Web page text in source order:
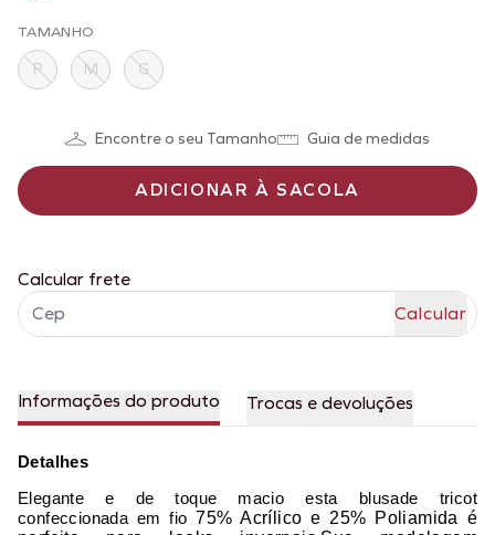
TAMANHO
P M G
Encontre o seu Tamanho Guia de medidas
ADICIONAR À SACOLA
Calcular frete
Informações do produto Trocas e devoluções
Detalhes
Elegante e de toque macio esta blusade tricot
confeccionada em fio75% Acrílico e 25% Poliamida é